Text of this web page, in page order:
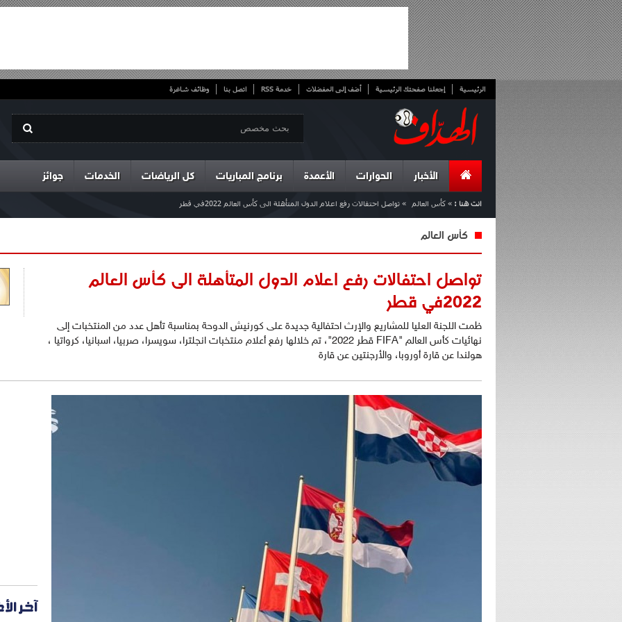
الرئيسية إجعلنا صفحتك الرئيسية أضف إلى المفضلات خدمة RSS اتصل بنا وظائف شاغرة
الأخبار الحوارات الأعمدة برنامج المباريات كل الرياضات الخدمات جوائز
انت هنا : » كأس العالم » تواصل احتفالات رفع اعلام الدول المتأهلة الى كأس العالم 2022في قطر
كأس العالم
تواصل احتفالات رفع اعلام الدول المتأهلة الى كأس العالم
2022في قطر
ظمت اللجنة العليا للمشاريع والإرث احتفالية جديدة على كورنيش الدوحة بمناسبة تأهل عدد من المنتخبات إلى
نهائيات كأس العالم "FIFA قطر 2022"، تم خلالها رفع أعلام منتخبات انجلترا، سويسرا، صربيا، اسبانيا، كرواتيا ،
هولندا عن قارة أوروبا، والأرجنتين عن قارة
آخر